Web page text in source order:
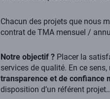
Chacun des projets que nous
contrat de TMA mensuel /
Notre objectif ? Placer la
services de qualité. En ce
transparence et de confiance
disposition d’un référent